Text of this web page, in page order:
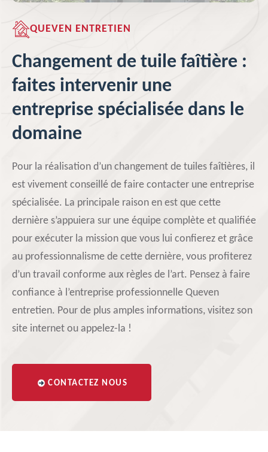
QUEVEN ENTRETIEN
Changement de tuile faîtière :
faites intervenir une
entreprise spécialisée dans le
domaine
Pour la réalisation d’un changement de tuiles faîtières, il
est vivement conseillé de faire contacter une entreprise
spécialisée. La principale raison en est que cette
dernière s’appuiera sur une équipe complète et qualifiée
pour exécuter la mission que vous lui confierez et grâce
au professionnalisme de cette dernière, vous profiterez
d’un travail conforme aux règles de l’art. Pensez à faire
confiance à l’entreprise professionnelle Queven
entretien. Pour de plus amples informations, visitez son
site internet ou appelez-la !
CONTACTEZ NOUS